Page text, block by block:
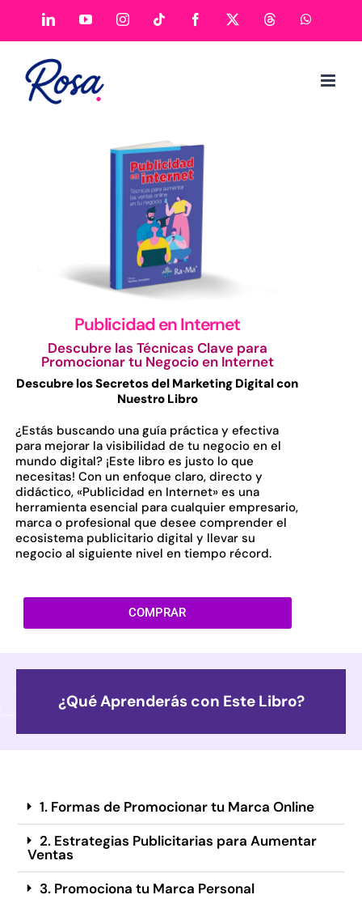
Publicidad en Internet
Descubre las Técnicas Clave para
Promocionar tu Negocio en Internet
Descubre los Secretos del Marketing Digital con
Nuestro Libro
¿Estás buscando una guía práctica y efectiva
para mejorar la visibilidad de tu negocio en el
mundo digital? ¡Este libro es justo lo que
necesitas! Con un enfoque claro, directo y
didáctico, «Publicidad en Internet» es una
herramienta esencial para cualquier empresario,
marca o profesional que desee comprender el
ecosistema publicitario digital y llevar su
negocio al siguiente nivel en tiempo récord.
COMPRAR
¿Qué Aprenderás con Este Libro?
1. Formas de Promocionar tu Marca Online
2. Estrategias Publicitarias para Aumentar
Ventas
3. Promociona tu Marca Personal